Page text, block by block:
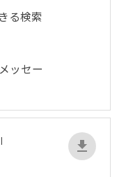
る検索
ッセー